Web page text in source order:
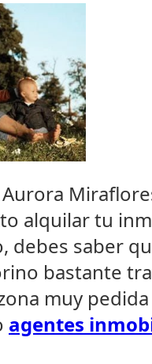
alquilar tu
debes saber
bastante
muy
agentes